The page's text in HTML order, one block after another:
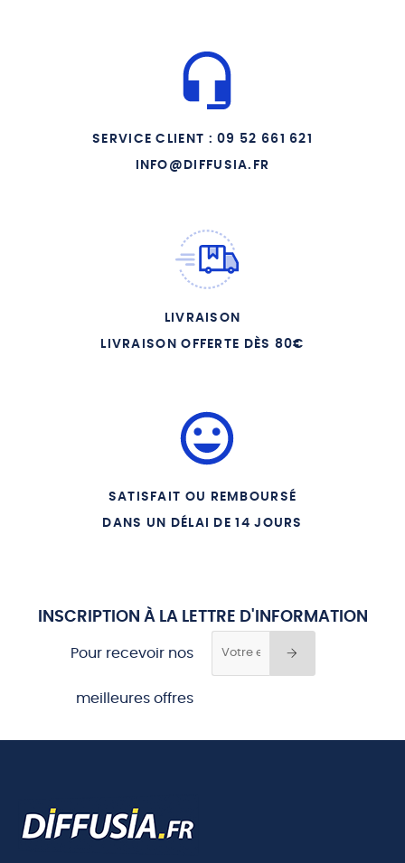
CD1 09 DANS LE SILENCE
CD1 16 VIVANT ET GLORIEUX
CD2 04 MAGNIFICAT
CD2 05 REINE DE FRANCE
SON ENFANCE
CD2 09 LAUDATE MARIAM
SERVICE CLIENT : 09 52 661 621
INFO@DIFFUSIA.FR
LIVRAISON
LIVRAISON OFFERTE DÈS 80€
SATISFAIT OU REMBOURSÉ
DANS UN DÉLAI DE 14 JOURS
INSCRIPTION À LA LETTRE D'INFORMATION
Pour recevoir nos
meilleures offres